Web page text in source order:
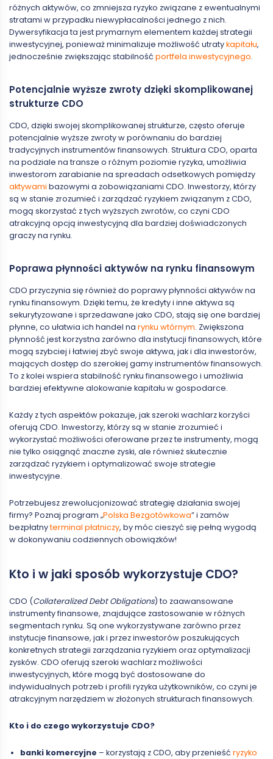
różnych aktywów, co zmniejsza ryzyko związane z ewentualnymi
stratami w przypadku niewypłacalności jednego z nich.
Dywersyfikacja ta jest prymarnym elementem każdej strategii
inwestycyjnej, ponieważ minimalizuje możliwość utratykapitału,
jednocześnie zwiększając stabilność portfela inwestycyjnego.
Potencjalnie wyższe zwroty dzięki skomplikowanej
strukturze CDO
CDO, dzięki swojej skomplikowanej strukturze, często oferuje
potencjalnie wyższe zwroty w porównaniu do bardziej
tradycyjnych instrumentów finansowych. Struktura CDO, oparta
na podziale na transze o różnym poziomie ryzyka, umożliwia
inwestorom zarabianie na spreadach odsetkowych pomiędzy
aktywami bazowymi a zobowiązaniami CDO. Inwestorzy, którzy
są w stanie zrozumieć i zarządzać ryzykiem związanym z CDO,
mogą skorzystać z tych wyższych zwrotów, co czyni CDO
atrakcyjną opcją inwestycyjną dla bardziej doświadczonych
graczy na rynku.
Poprawa płynności aktywów na rynku finansowym
CDO przyczynia się również do poprawy płynności aktywów na
rynku finansowym. Dzięki temu, że kredyty i inne aktywa są
sekurytyzowane i sprzedawane jako CDO, stają się one bardziej
płynne, co ułatwia ich handel na rynku wtórnym. Zwiększona
płynność jest korzystna zarówno dla instytucji finansowych, które
mogą szybciej i łatwiej zbyć swoje aktywa, jak i dla inwestorów,
mających dostęp do szerokiej gamy instrumentów finansowych.
To z kolei wspiera stabilność rynku finansowego i umożliwia
bardziej efektywne alokowanie kapitału w gospodarce.
Każdy z tych aspektów pokazuje, jak szeroki wachlarz korzyści
oferują CDO. Inwestorzy, którzy są w stanie zrozumieć i
wykorzystać możliwości oferowane przez te instrumenty, mogą
nie tylko osiągnąć znaczne zyski, ale również skutecznie
zarządzać ryzykiem i optymalizować swoje strategie
inwestycyjne.
Potrzebujesz zrewolucjonizować strategię działania swojej
firmy? Poznaj program „Polska Bezgotówkowa” i zamów
bezpłatnyterminal płatniczy, by móc cieszyć się pełną wygodą
w dokonywaniu codziennych obowiązków!
Kto i w jaki sposób wykorzystuje CDO?
CDO (Collateralized Debt Obligations) to zaawansowane
instrumenty finansowe, znajdujące zastosowanie w różnych
segmentach rynku. Są one wykorzystywane zarówno przez
instytucje finansowe, jak i przez inwestorów poszukujących
konkretnych strategii zarządzania ryzykiem oraz optymalizacji
zysków. CDO oferują szeroki wachlarz możliwości
inwestycyjnych, które mogą być dostosowane do
indywidualnych potrzeb i profili ryzyka użytkowników, co czyni je
atrakcyjnym narzędziem w złożonych strukturach finansowych.
Kto i do czego wykorzystuje CDO?
banki komercyjne – korzystają z CDO, aby przenieść ryzyko